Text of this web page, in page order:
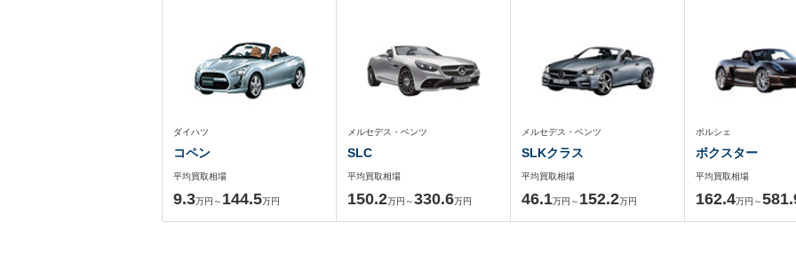
ダイハツ
コペン
平均買取相場
9.3万円～ 144.5万円
メルセデス・ベンツ
SLC
平均買取相場
150.2万円～330.6万円
メルセデス・ベンツ
SLKクラス
平均買取相場
46.1万円～ 152.2万円
ポルシェ
ボクスター
平均買取相場
162.4万円～